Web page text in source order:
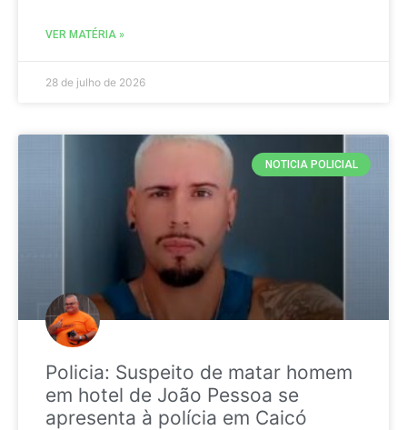
VER MATÉRIA »
28 de julho de 2026
NOTICIA POLICIAL
Policia: Suspeito de matar homem
em hotel de João Pessoa se
apresenta à polícia em Caicó